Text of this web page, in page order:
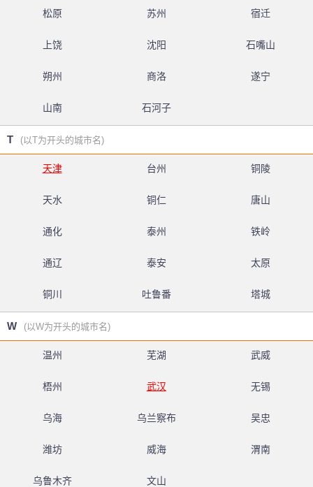
松原 苏州 宿迁
上饶 沈阳 石嘴山
朔州 商洛 遂宁
山南 石河子
T (以T为开头的城市名)
天津 台州 铜陵
天水 铜仁 唐山
通化 泰州 铁岭
通辽 泰安 太原
铜川 吐鲁番 塔城
W (以W为开头的城市名)
温州 芜湖 武威
梧州 武汉 无锡
乌海 乌兰察布 吴忠
潍坊 威海 渭南
乌鲁木齐 文山